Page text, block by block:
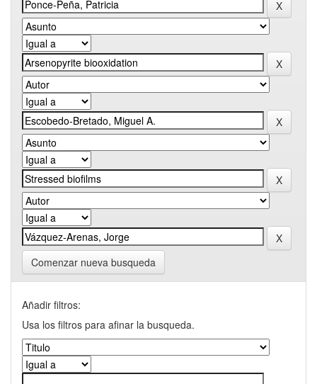
Comenzar nueva busqueda
Añadir filtros:
Usa los filtros para afinar la busqueda.